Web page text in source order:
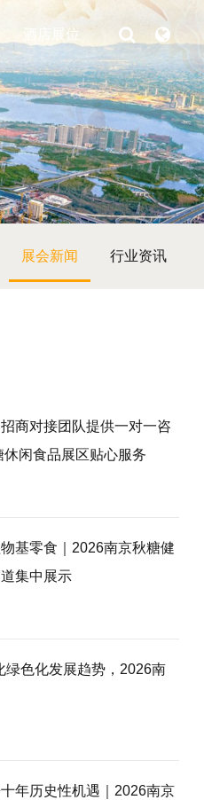
酒店展位
展会新闻 行业资讯
商对接团队提供一对一咨
闲食品展区贴心服务
基零食｜2026南京秋糖健
集中展示
绿色化发展趋势，2026南
年历史性机遇｜2026南京